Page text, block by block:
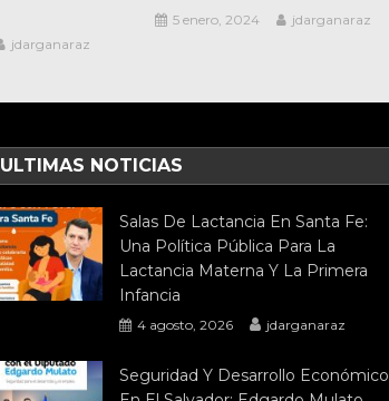
jdarganaraz
5 enero, 2024 jdarganaraz
ULTIMAS NOTICIAS
Salas De Lactancia En Santa Fe:
Una Política Pública Para La
Lactancia Materna Y La Primera
Infancia
4 agosto, 2026 jdarganaraz
Seguridad Y Desarrollo Económico